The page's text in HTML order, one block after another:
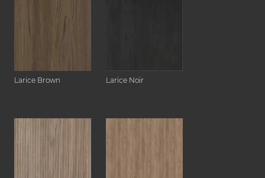
Larice Brown Larice Noir